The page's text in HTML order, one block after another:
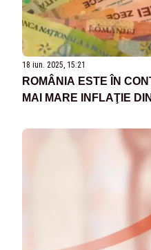
18 iun. 2025, 15:21
ROMÂNIA ESTE ÎN
MAI MARE INFLAŢIE